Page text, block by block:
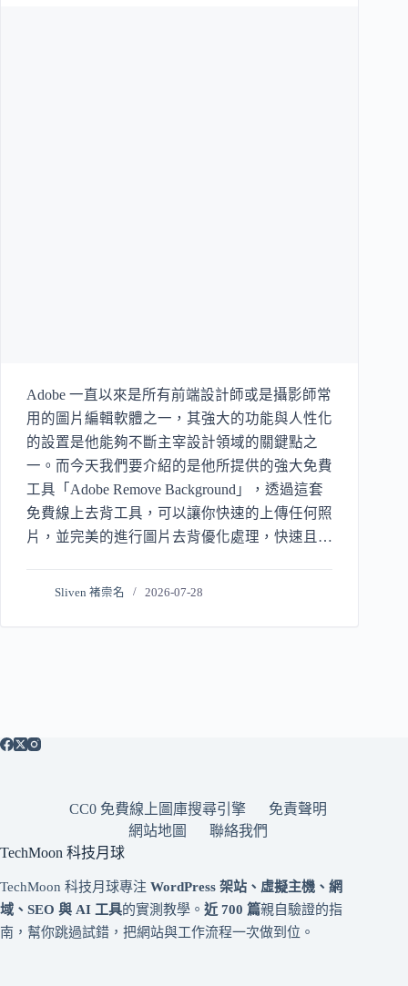
Adobe 一直以來是所有前端設計師或是攝影師常
用的圖片編輯軟體之一，其強大的功能與人性化
的設置是他能夠不斷主宰設計領域的關鍵點之
一。而今天我們要介紹的是他所提供的強大免費
工具「Adobe Remove Background」，透過這套
免費線上去背工具，可以讓你快速的上傳任何照
片，並完美的進行圖片去背優化處理，快速且有
Sliven 褚崇名 2026-07-28
CC0 免費線上圖庫搜尋引擎
免責聲明
網站地圖
聯絡我們
TechMoon 科技月球
TechMoon 科技月球專注 WordPress 架站、虛擬主機、網
域、SEO 與 AI 工具的實測教學。 近 700 篇親自驗證的指
南，幫你跳過試錯，把網站與工作流程一次做到位。